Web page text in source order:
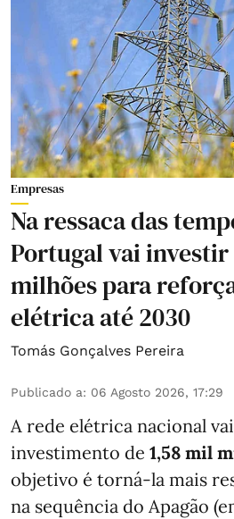
Empresas
Na ressaca das
Portugal vai investir
milhões para
elétrica até 2030
Tomás Gonçalves Pereira
Publicado a: 06 Agosto 2026, 17:29
A rede elétrica nacional
investimento de 1,58 mil
objetivo é torná-la mais
na sequência do Apagão